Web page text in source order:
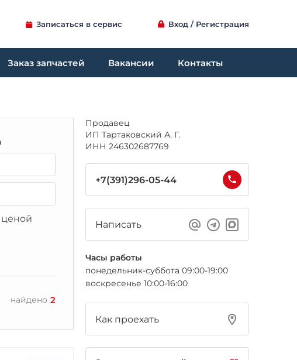
Записаться в сервис Вход / Регистрация
Заказ запчастей Вакансии Контакты
ценой
найдено 2
Продавец
ИП Тартаковский А. Г.
ИНН 246302687769
+7(391)296-05-44
Написать
Часы работы
понедельник-суббота 09:00-19:00
воскресенье 10:00-16:00
Как проехать